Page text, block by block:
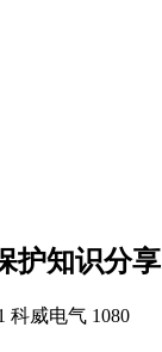
护知识分享
科威电气 1080